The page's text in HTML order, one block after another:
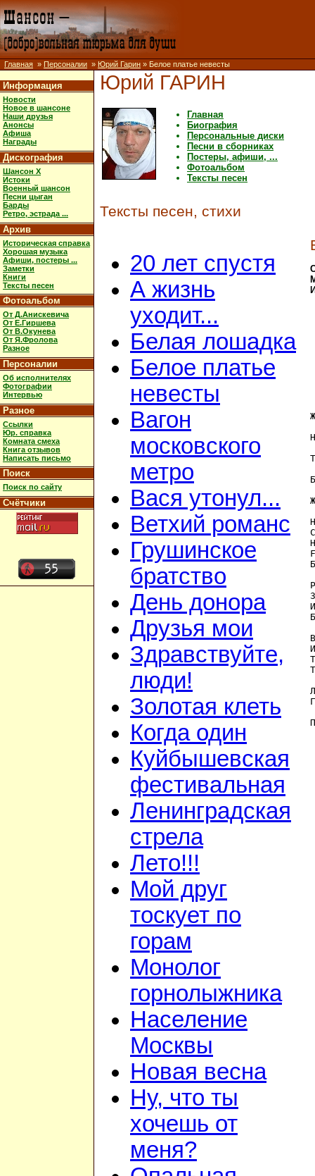
Главная » Персоналии » Юрий Гарин » Белое платье невесты
Информация
Новости
Новое в шансоне
Наши друзья
Анонсы
Афиша
Награды
Дискография
Шансон X
Истоки
Военный шансон
Песни цыган
Барды
Ретро, эстрада ...
Архив
Историческая справка
Хорошая музыка
Афиши, постеры ...
Заметки
Книги
Тексты песен
Фотоальбом
От Д.Анискевича
От Е.Гиршева
От В.Окунева
От Я.Фролова
Разное
Персоналии
Об исполнителях
Фотографии
Интервью
Разное
Ссылки
Юр. справка
Комната смеха
Книга отзывов
Написать письмо
Поиск
Поиск по сайту
Счётчики
Юрий ГАРИН
Главная
Биография
Персональные диски
Песни в сборниках
Постеры, афиши, ...
Фотоальбом
Тексты песен
Тексты песен, стихи
20 лет спустя
А жизнь
уходит...
Белая лошадка
Белое платье
невесты
Вагон
московского
метро
Вася утонул...
Ветхий романс
Грушинское
братство
День донора
Друзья мои
Здравствуйте,
люди!
Золотая клеть
Когда один
Куйбышевская
фестивальная
Ленинградская
стрела
Лето!!!
Мой друг
тоскует по
горам
Монолог
горнолыжника
Население
Москвы
Новая весна
Ну, что ты
хочешь от
меня?